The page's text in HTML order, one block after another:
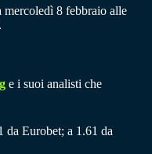
mercoledì 8 febbraio alle
e i suoi analisti che
da Eurobet; a 1.61 da